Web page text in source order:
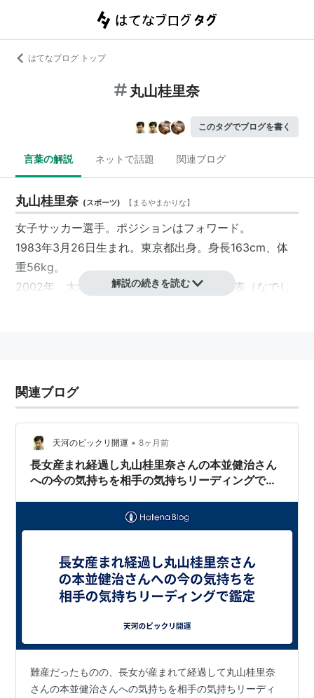
はてなブログ トップ
丸山桂里奈
このタグでブログを書く
言葉の解説 ネットで話題 関連ブログ
丸山桂里奈 (スポーツ) 【 まるやまかりな】
女子サッカー選手。ポジションはフォワード。
1983年3月26日生まれ。東京都出身。身長163cm、体
重56kg。
2002年、大学在学中にサッカー日本女子代表（なでし
んだ。
2003年 FIFA女子ワールドカップ
2004年 アテネオリンピック
2008年 北京オリンピック
2011年 FIFA女子ワールドカップ（優勝）
2001-2004
日本体育大学
東京電力女子サッカー部マリーゼ
2010
フィラデルフィア・インデペンデンス
解説の続きを読む
関連ブログ
天河のビックリ開運 • 8ヶ月前
長女産まれ経過し丸山桂里奈さんの本並健治さん
への今の気持ちを相手の気持ちリーディングで鑑
難産だったものの、長女が産まれて経過して丸山桂里奈
さんの本並健治さんへの気持ちを相手の気持ちリーディ